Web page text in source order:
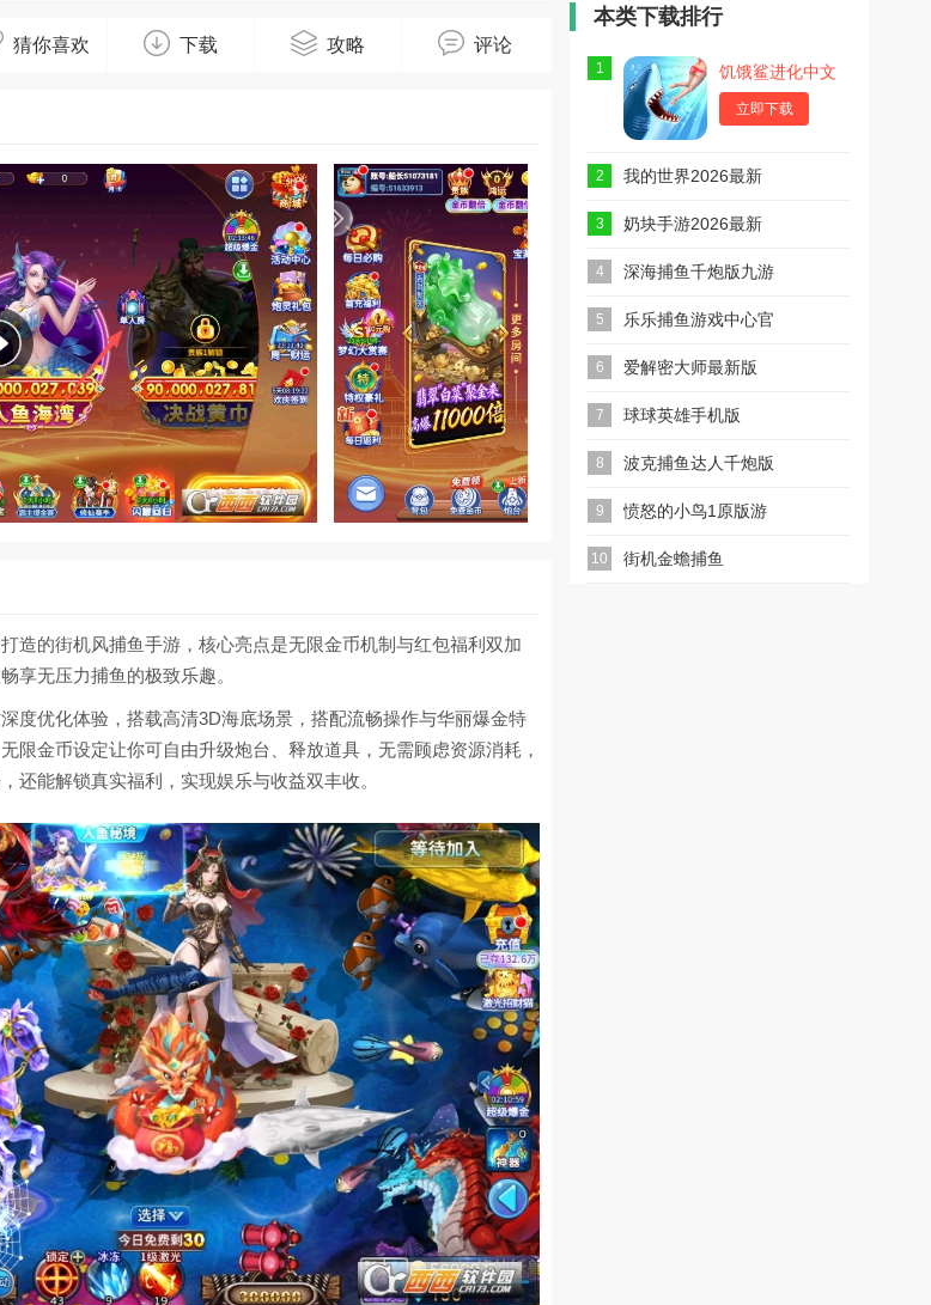
猜你喜欢 下载 攻略 评论
造的街机风捕鱼手游，核心亮点是无限金币机制与红包福利双加
享无压力捕鱼的极致乐趣。
度优化体验，搭载高清3D海底场景，搭配流畅操作与华丽爆金特
限金币设定让你可自由升级炮台、释放道具，无需顾虑资源消耗，
还能解锁真实福利，实现娱乐与收益双丰收。
本类下载排行
1
饥饿鲨进化中文
最新版
立即下载
2 我的世界2026最新
版本(m.inecraft)
3 奶块手游2026最新
版
4 深海捕鱼千炮版九游
版
5 乐乐捕鱼游戏中心官
方版
6 爱解密大师最新版
7 球球英雄手机版
8 波克捕鱼达人千炮版
2026微信版本
9 愤怒的小鸟1原版游
戏
10 街机金蟾捕鱼